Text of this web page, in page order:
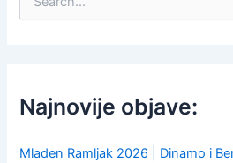
f
o
:
Najnovije objave:
Mladen Ramljak 2026 | Dinamo i